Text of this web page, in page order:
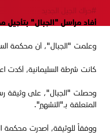
#حراك الجيل الجديد
أفاد مراسل "الجبال" بتأجيل
وعلمت "الجبال"، أن محكمة
كانت شرطة السليمانية، أكدت
المتعلقة بـ"التشهير".
ووفقاً للوثيقة، أصدرت محكمة السليمانية في عام 2019 حكماً بحق شاسوار عبد الواحد